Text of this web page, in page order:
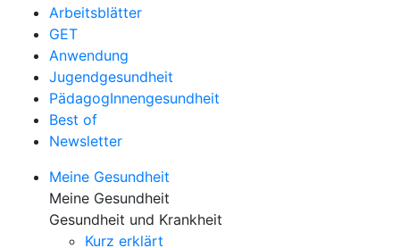
Arbeitsblätter
GET
Anwendung
Jugendgesundheit
PädagogInnengesundheit
Best of
Newsletter
Meine Gesundheit
Meine Gesundheit
Gesundheit und Krankheit
Kurz erklärt